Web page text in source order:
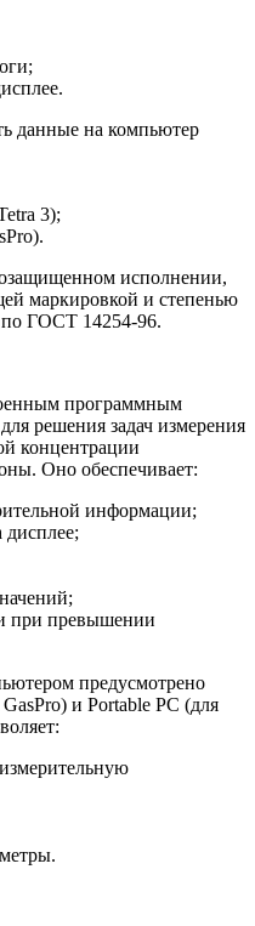
данные на компьютер
3);
исполнении,
маркировкой и степенью
ГОСТ 14254-96.
программным
решения задач измерения
концентрации
Оно обеспечивает:
информации;
дисплее;
при превышении
предусмотрено
и Portable PC (для